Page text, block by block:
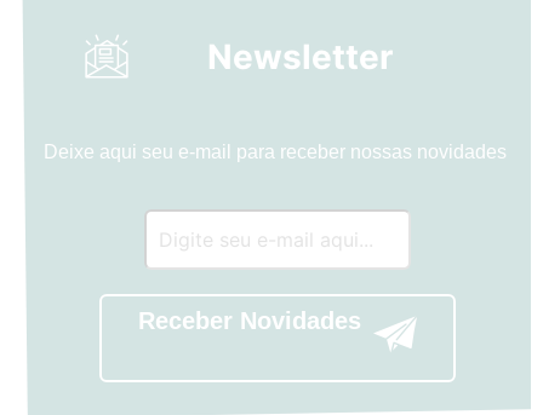
Newsletter
Deixe aqui seu e-mail para receber nossas novidades
Receber Novidades